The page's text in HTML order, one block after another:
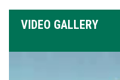
VIDEO GALLERY